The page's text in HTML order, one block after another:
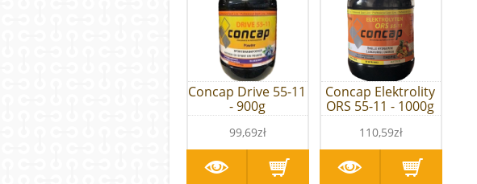
Concap Drive 55-11
- 900g
99,69zł
Concap Elektrolity
ORS 55-11 - 1000g
110,59zł